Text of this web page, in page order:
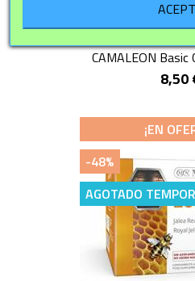
CAMALEON
8,50
¡EN
-48%
AGOTADO